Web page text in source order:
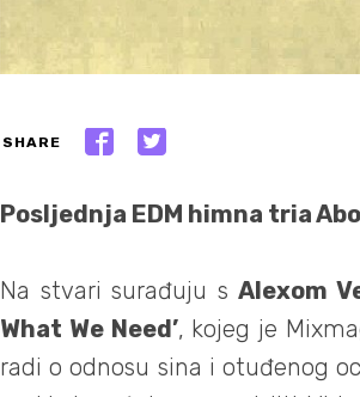
SHARE
Posljednja EDM himna tria
Na stvari surađuju sAlexom
What We Need’, kojeg je
radi o odnosu sina i otuđenog